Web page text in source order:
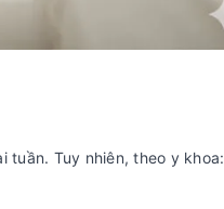
tuần. Tuy nhiên, theo y khoa: